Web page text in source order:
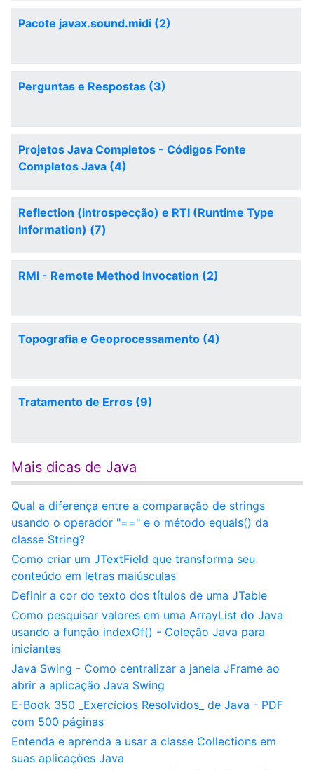
Pacote javax.sound.midi (2)
Perguntas e Respostas (3)
Projetos Java Completos - Códigos Fonte
Completos Java (4)
Reflection (introspecção) e RTI (Runtime Type
Information) (7)
RMI - Remote Method Invocation (2)
Topografia e Geoprocessamento (4)
Tratamento de Erros (9)
Mais dicas de Java
Qual a diferença entre a comparação de strings
usando o operador "==" e o método equals() da
classe String?
Como criar um JTextField que transforma seu
conteúdo em letras maiúsculas
Definir a cor do texto dos títulos de uma JTable
Como pesquisar valores em uma ArrayList do Java
usando a função indexOf() - Coleção Java para
iniciantes
Java Swing - Como centralizar a janela JFrame ao
abrir a aplicação Java Swing
E-Book 350 _Exercícios Resolvidos_ de Java - PDF
com 500 páginas
Entenda e aprenda a usar a classe Collections em
suas aplicações Java